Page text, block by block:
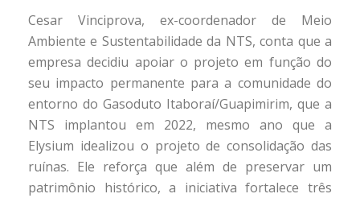
Cesar Vinciprova, ex-coordenador de Meio
Ambiente e Sustentabilidade da NTS, conta que a
empresa decidiu apoiar o projeto em função do
seu impacto permanente para a comunidade do
entorno do Gasoduto Itaboraí/Guapimirim, que a
NTS implantou em 2022, mesmo ano que a
Elysium idealizou o projeto de consolidação das
ruínas. Ele reforça que além de preservar um
patrimônio histórico, a iniciativa fortalece três